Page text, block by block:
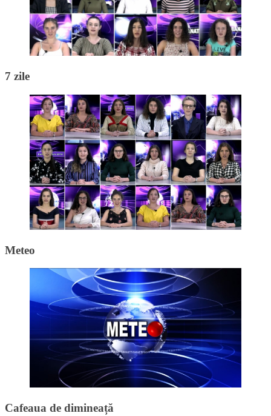
7 zile
Meteo
Cafeaua de dimineață